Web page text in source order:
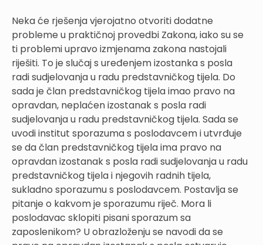
Neka će rješenja vjerojatno otvoriti dodatne
probleme u praktičnoj provedbi Zakona, iako su se
ti problemi upravo izmjenama zakona nastojali
riješiti. To je slučaj s uređenjem izostanka s posla
radi sudjelovanja u radu predstavničkog tijela. Do
sada je član predstavničkog tijela imao pravo na
opravdan, neplaćen izostanak s posla radi
sudjelovanja u radu predstavničkog tijela. Sada se
uvodi institut sporazuma s poslodavcem i utvrđuje
se da član predstavničkog tijela ima pravo na
opravdan izostanak s posla radi sudjelovanja u radu
predstavničkog tijela i njegovih radnih tijela,
sukladno sporazumu s poslodavcem. Postavlja se
pitanje o kakvom je sporazumu riječ. Mora li
poslodavac sklopiti pisani sporazum sa
zaposlenikom? U obrazloženju se navodi da se